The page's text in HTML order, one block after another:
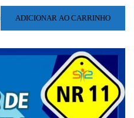
ADICIONAR AO CARRINHO